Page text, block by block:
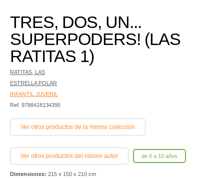
TRES, DOS, UN...
SUPERPODERS! (LAS
RATITAS 1)
RATITAS, LAS
ESTRELLA POLAR
INFANTIL JUVENIL
Ref. 9788418134395
Ver otros productos de la misma colección
Ver otros productos del mismo autor de 6 a 10 años
Dimensiones: 215 x 150 x 210 cm